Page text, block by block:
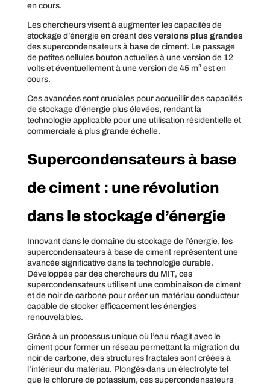
en cours.
Les chercheurs visent à augmenter les capacités de
stockage d’énergie en créant des versions plus grandes
des supercondensateurs à base de ciment. Le passage
de petites cellules bouton actuelles à une version de 12
volts et éventuellement à une version de 45 m³ est en
cours.
Ces avancées sont cruciales pour accueillir des capacités
de stockage d’énergie plus élevées, rendant la
technologie applicable pour une utilisation résidentielle et
commerciale à plus grande échelle.
Supercondensateurs à base
de ciment : une révolution
dans le stockage d’énergie
Innovant dans le domaine du stockage de l’énergie, les
supercondensateurs à base de ciment représentent une
avancée significative dans la technologie durable.
Développés par des chercheurs du MIT, ces
supercondensateurs utilisent une combinaison de ciment
et de noir de carbone pour créer un matériau conducteur
capable de stocker efficacement les énergies
renouvelables.
Grâce à un processus unique où l’eau réagit avec le
ciment pour former un réseau permettant la migration du
noir de carbone, des structures fractales sont créées à
l’intérieur du matériau. Plongés dans un électrolyte tel
que le chlorure de potassium, ces supercondensateurs